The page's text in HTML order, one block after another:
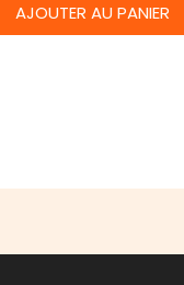
AJOUTER AU PANIER